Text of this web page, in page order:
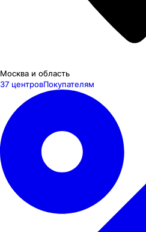
Москва и область
37 центровПокупателям